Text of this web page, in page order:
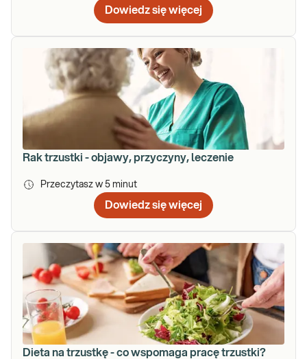
Dowiedz się więcej
Rak trzustki - objawy, przyczyny, leczenie
Przeczytasz w 5 minut
Dowiedz się więcej
Dieta na trzustkę - co wspomaga pracę trzustki?